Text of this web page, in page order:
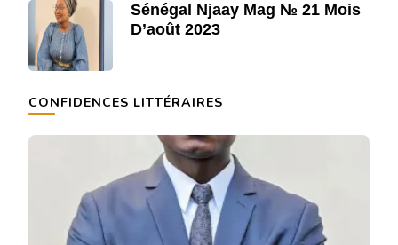
Sénégal Njaay Mag № 21 Mois
D’août 2023
CONFIDENCES LITTÉRAIRES